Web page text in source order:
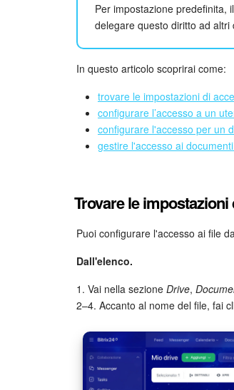
Per impostazione predefinita,
delegare questo diritto ad altri
In questo articolo scoprirai come:
trovare le impostazioni di
configurare l’accesso a un
configurare l'accesso per un
gestire l'accesso ai
Trovare le
Puoi configurare l'accesso ai file
Dall'elenco.
1. Vai nella sezione Drive,
2–4. Accanto al nome del file, fai